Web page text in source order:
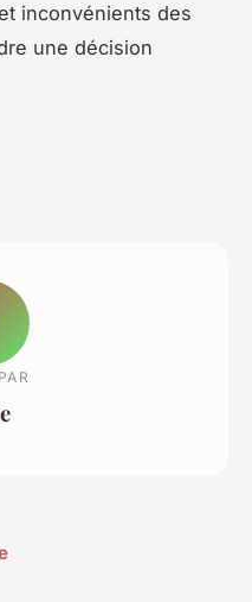
inconvénients des
une décision